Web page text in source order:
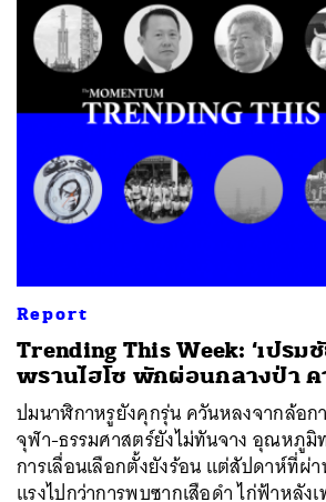
Report
Trending This Week: ‘เปรม
พรานไฮโซ พักผ่อนกลางป่า ค
ปมนาฬิกาหรูยังคุกรุ่น ควันหลงจากล้อก
จุฬา-ธรรมศาสตร์ยังไม่ทันจาง อุณหภูมิ
การเลื่อนเลือกตั้งยังร้อน แต่สัปดาห์ที่ผ่า
แรงไปกว่าการพบซากเสือดำ ไก่ฟ้าหลังเ
SHARE TWEET LINE